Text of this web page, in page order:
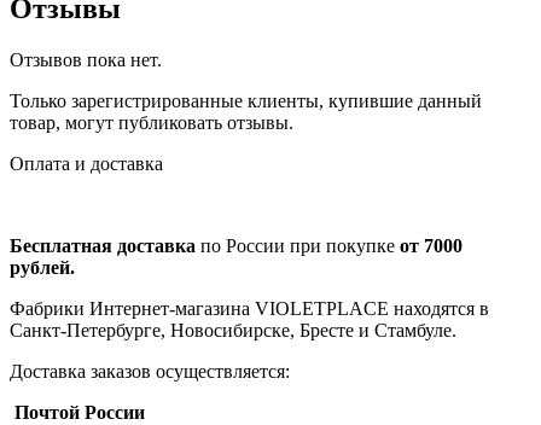
Отзывы
Отзывов пока нет.
Только зарегистрированные клиенты, купившие данный
товар, могут публиковать отзывы.
Оплата и доставка
Бесплатная доставка по России при покупке от 7000
рублей.
Фабрики Интернет-магазина VIOLETPLACE находятся в
Санкт-Петербурге, Новосибирске, Бресте и Стамбуле.
Доставка заказов осуществляется:
Почтой России